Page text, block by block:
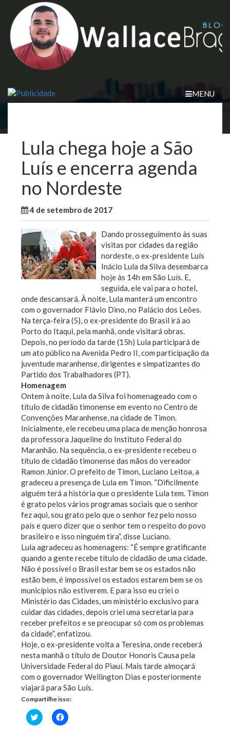
content
MENU
Lula chega hoje a São
Luís e encerra agenda
no Nordeste
4 de setembro de 2017
Dando prosseguimento às suas
visitas por cidades da região
nordeste, o ex-presidente Luís
Inácio Lula da Silva desembarca
hoje às 14h em São Luís. E,
seguida, ele vai para o hotel,
onde descansará. À noite, Lula manterá um encontro
com o governador Flávio Dino, no Palácio dos Leões.
Na terça-feira (5), o ex-presidente do Brasil irá ao
Porto do Itaqui, pela manhã, onde visitará obras.
Depois, no período da tarde (15h) Lula participará de
um ato público na Avenida Pedro II, com participação da
juventude maranhense, dirigentes e simpatizantes do
Partido dos Trabalhadores (PT).
Homenagem
Ontem à noite, Lula da Silva foi homenageado com o
título de cidadão timonense em evento no Centro de
Convenções Maranhense, na cidade de Timon.
Inicialmente, ele recebeu uma placa de menção honrosa
da professora Jaqueline do Instituto Federal do
Maranhão. Na sequência, o ex-presidente recebeu o
título de cidadão timonense das mãos do vereador
Ramon Júnior. O prefeito de Timon, Luciano Leitoa, a
gradeceu a presença de Lula em Timon. “Dificilmente
alguém terá a história que o presidente Lula tem. Timon
é grato pelos vários programas sociais que o senhor
fez aqui, sou grato pelo que o senhor fez pelo nosso
país e quero dizer que o senhor tem o respeito do povo
brasileiro e isso ninguém tira”, disse Luciano.
Lula agradeceu as homenagens: “É sempre gratificante
quando a gente recebe título de cidadão de uma cidade.
Não é possível o Brasil estar bem se os estados não
estão bem, é impossível os estados estarem bem se os
municípios não estiverem. E para isso eu criei o
Ministério das Cidades, um ministério exclusivo para
cuidar das cidades, depois criei uma secretaria para
receber prefeitos e se preocupar só com os problemas
da cidade”, enfatizou.
Hoje, o ex-presidente volta a Teresina, onde receberá
nesta manhã o título de Doutor Honoris Causa pela
Universidade Federal do Piauí. Mais tarde almoçará
com o governador Wellington Dias e posteriormente
viajará para São Luís.
Compartilhe isso:
Clique
para
Clique
para